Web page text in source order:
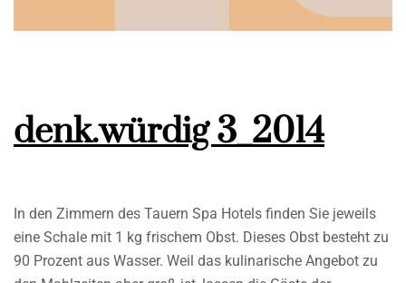
denk.würdig 3_2014
In den Zimmern des Tauern Spa Hotels finden Sie jeweils
eine Schale mit 1 kg frischem Obst. Dieses Obst besteht zu
90 Prozent aus Wasser. Weil das kulinarische Angebot zu